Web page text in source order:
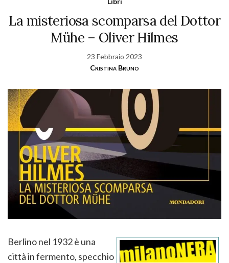
La misteriosa scomparsa del Dottor
Mühe – Oliver Hilmes
23 Febbraio 2023
Cristina Bruno
Berlino nel 1932 è una
città in fermento, specchio